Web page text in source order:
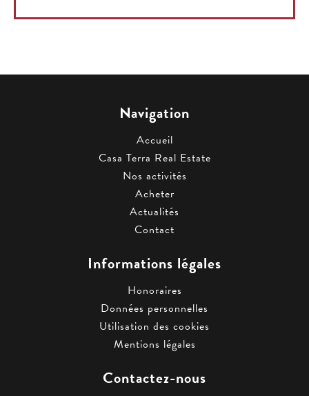
Navigation
Accueil
Casa Terra Real Estate
Nos activités
Acheter
Actualités
Contact
Informations légales
Honoraires
Données personnelles
Utilisation des cookies
Mentions légales
Contactez-nous